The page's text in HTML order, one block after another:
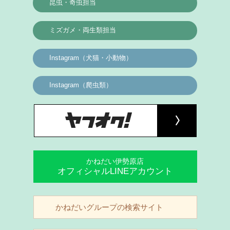
昆虫・奇虫担当
ミズガメ・両生類担当
Instagram（犬猫・小動物）
Instagram（爬虫類）
かねだい伊勢原店
オフィシャルLINEアカウント
かねだいグループの検索サイト